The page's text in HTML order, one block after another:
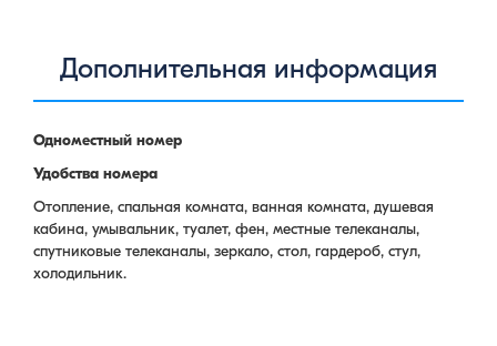
Дополнительная информация
Одноместный номер
Удобства номера
Отопление, спальная комната, ванная комната, душевая
кабина, умывальник, туалет, фен, местные телеканалы,
спутниковые телеканалы, зеркало, стол, гардероб, стул,
холодильник.